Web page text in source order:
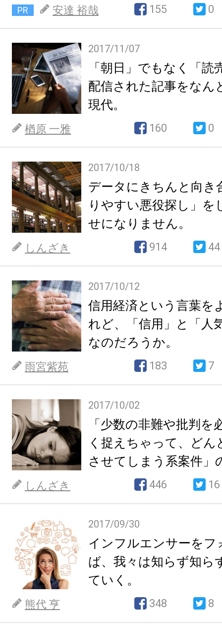
PR 安達 裕哉 155 0
2017/11/07
「朝日」でもなく「読
配信された記事をなん
現代。
楢原 一雅 160 0
2017/10/18
データにきちんと向き
りやすい悪役探し」を
せになりません。
しんざき 914 44
2017/10/12
信用経済という言葉を
れど、「信用」と「人
なのだろうか。
雨宮紫苑 183 7
2017/10/02
「少数の非難や批判を
く捉えちゃって、どん
させてしまう系案件」
しんざき 446 16
2017/09/30
インフルエンサーをフ
ば、我々は知らず知ら
ていく。
熊代 亨 348 8